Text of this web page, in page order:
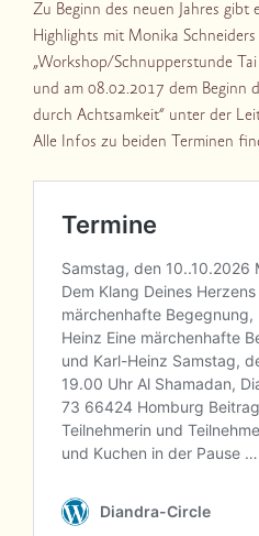
Zu Beginn des neuen Jahres gibt
Highlights mit Monika Schneiders
„Workshop/Schnupperstunde
und am 08.02.2017 dem Beginn
durch Achtsamkeit“ unter der
Alle Infos zu beiden Terminen